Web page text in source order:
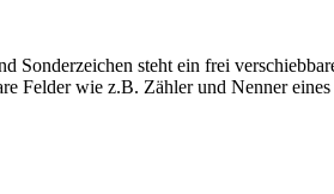
Sonderzeichen steht ein frei
wie z.B. Zähler und Nenner